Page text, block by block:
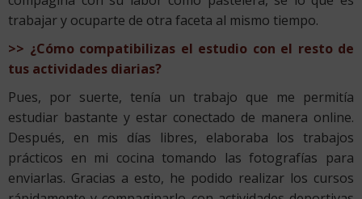
trabajar y ocuparte de otra faceta al mismo tiempo.
>> ¿Cómo compatibilizas el estudio con el resto de
tus actividades diarias?
Pues, por suerte, tenía un trabajo que me permitía
estudiar bastante y estar conectado de manera online.
Después, en mis días libres, elaboraba los trabajos
prácticos en mi cocina tomando las fotografías para
enviarlas. Gracias a esto, he podido realizar los cursos